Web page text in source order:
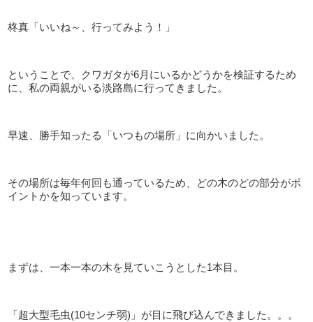
柊真「いいね～、行ってみよう！」
ということで、クワガタが6月にいるかどうかを検証するため
に、私の両親がいる淡路島に行ってきました。
早速、勝手知ったる「いつもの場所」に向かいました。
その場所は毎年何回も通っているため、どの木のどの部分がポ
イントかを知っています。
まずは、一本一本の木を見ていこうとした1本目。
「超大型毛虫(10センチ弱)」が目に飛び込んできました。。。